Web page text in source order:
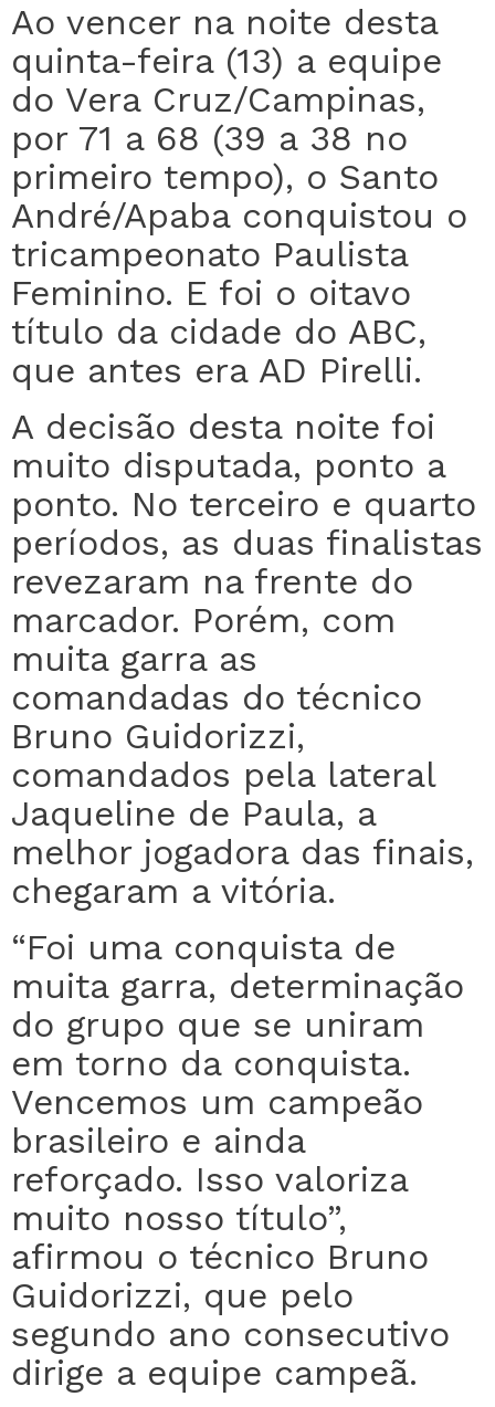
Ao vencer na noite desta
quinta-feira (13) a equipe
do Vera Cruz/Campinas,
por 71 a 68 (39 a 38 no
primeiro tempo), o Santo
André/Apaba conquistou o
tricampeonato Paulista
Feminino. E foi o oitavo
título da cidade do ABC,
que antes era AD Pirelli.
A decisão desta noite foi
muito disputada, ponto a
ponto. No terceiro e quarto
períodos, as duas finalistas
revezaram na frente do
marcador. Porém, com
muita garra as
comandadas do técnico
Bruno Guidorizzi,
comandados pela lateral
Jaqueline de Paula, a
melhor jogadora das finais,
chegaram a vitória.
“Foi uma conquista de
muita garra, determinação
do grupo que se uniram
em torno da conquista.
Vencemos um campeão
brasileiro e ainda
reforçado. Isso valoriza
muito nosso título”,
afirmou o técnico Bruno
Guidorizzi, que pelo
segundo ano consecutivo
dirige a equipe campeã.